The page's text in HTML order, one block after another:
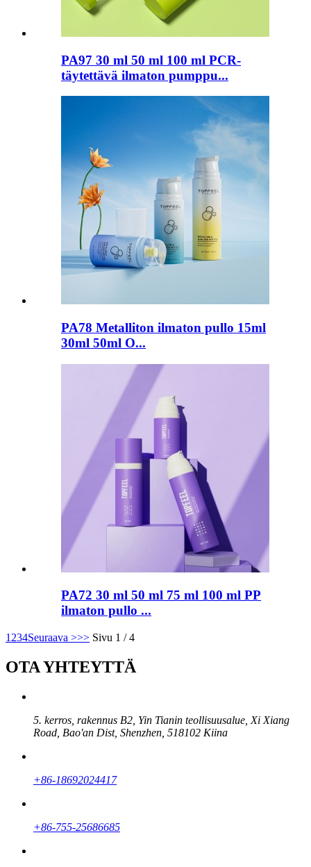
PA97 30 ml 50 ml 100 ml PCR-
täytettävä ilmaton pumppu...
PA78 Metalliton ilmaton pullo 15ml
30ml 50ml O...
PA72 30 ml 50 ml 75 ml 100 ml PP
ilmaton pullo ...
1 234Seuraava >>> Sivu 1 / 4
OTA YHTEYTTÄ
5. kerros, rakennus B2, Yin Tianin teollisuusalue, Xi Xiang
Road, Bao'an Dist, Shenzhen, 518102 Kiina
+86-18692024417
+86-755-25686685